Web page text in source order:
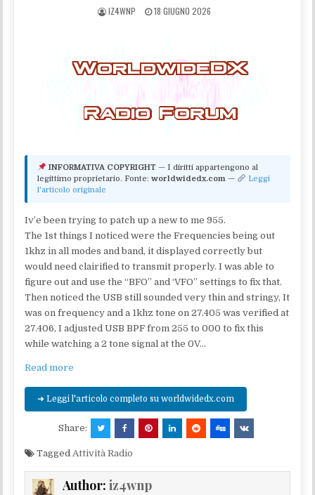
IZ4WNP 18 GIUGNO 2026
INFORMATIVA COPYRIGHT — I diritti appartengono al
legittimo proprietario. Fonte:worldwidedx.com —
Leggi
l'articolo originale
Iv’e been trying to patch up a new to me 955.
The 1st things I noticed were the Frequencies being out
1khz in all modes and band, it displayed correctly but
would need clairified to transmit properly. I was able to
figure out and use the “BFO” and ‘VFO” settings to fix that.
Then noticed the USB still sounded very thin and stringy, It
was on frequency and a 1khz tone on 27.405 was verified at
27.406, I adjusted USB BPF from 255 to 000 to fix this
while watching a 2 tone signal at the 0V…
Read more
➜ Leggi l'articolo completo su worldwidedx.com
Share:
TaggedAttività Radio
Author:iz4wnp